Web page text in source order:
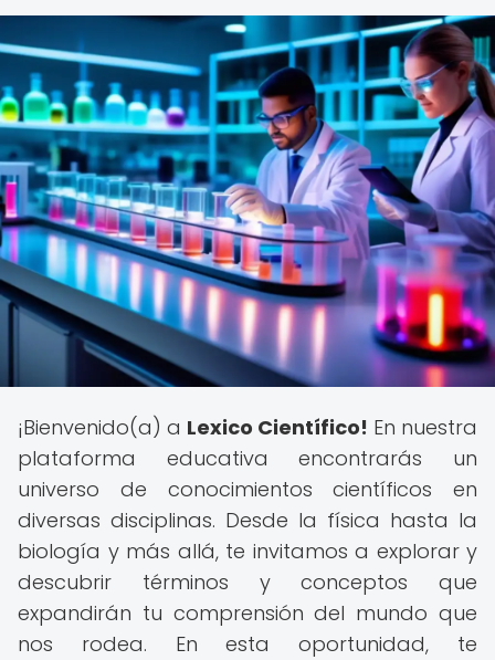
¡Bienvenido(a) a Lexico Científico! En nuestra
plataforma educativa encontrarás un
universo de conocimientos científicos en
diversas disciplinas. Desde la física hasta la
biología y más allá, te invitamos a explorar y
descubrir términos y conceptos que
expandirán tu comprensión del mundo que
nos rodea. En esta oportunidad, te